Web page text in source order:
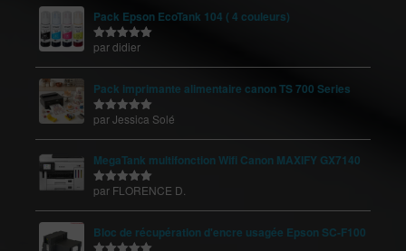
Pack Epson EcoTank 104 ( 4 couleurs)
Note 5sur
par didier
Pack imprimante alimentaire canon TS 700 Series
Note5sur
par Jessica Solé
MegaTank multifonction Wifi Canon MAXIFY GX7140
Note
sur
par FLORENCE D.
Bloc de récupération d'encre usagée Epson SC-F100